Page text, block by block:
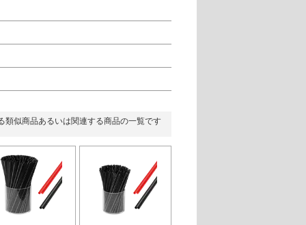
類似商品あるいは関連する商品の一覧です